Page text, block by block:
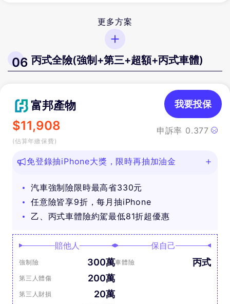
更多方案
06 丙式全險(強制+第三+超額+丙式車體)
富邦產物
$11,908
(估算年繳保費)
申訴率 0.377
我要投保
免登錄抽iPhone大獎，限時再抽加油金
汽車強制險限時最高省330元
任意險皆享9折，每月抽iPhone
乙、丙式車體險約駕最低81折超優惠
賠他人
強制險 300萬
第三人體傷 200萬
第三人財損 20萬
保自己
車體險 丙式